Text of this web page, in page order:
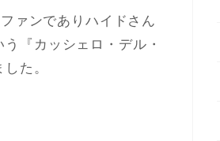
ァンでありハイドさん
『カッシェロ・デル・
た。